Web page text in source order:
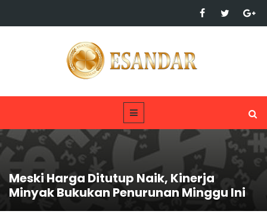
Meski Harga Ditutup Naik, Kinerja
Minyak Bukukan Penurunan Minggu Ini